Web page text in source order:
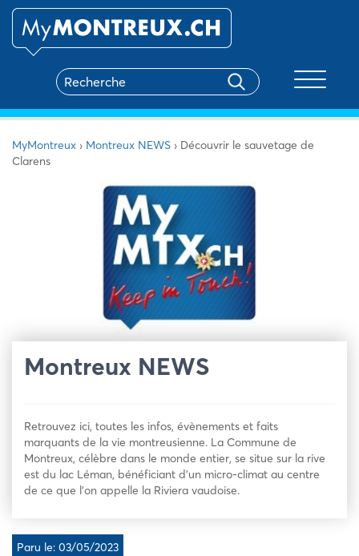
MyMontreux › Montreux NEWS › Découvrir le sauvetage de
Clarens
Montreux NEWS
Retrouvez ici, toutes les infos, évènements et faits
marquants de la vie montreusienne. La Commune de
Montreux, célèbre dans le monde entier, se situe sur la rive
est du lac Léman, bénéficiant d’un micro-climat au centre
de ce que l’on appelle la Riviera vaudoise.
Paru le: 03/05/2023